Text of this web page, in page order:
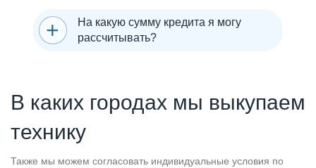
На какую сумму кредита я могу
рассчитывать?
В каких городах мы выкупаем
технику
Также мы можем согласовать индивидуальные условия по